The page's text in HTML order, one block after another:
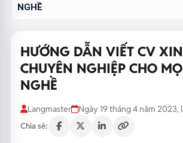
NGHỀ
HƯỚNG DẪN VIẾT CV
CHUYÊN NGHIỆP CHO
NGHỀ
Langmaster Ngày 19 tháng 4 năm 2023,
Chia sẻ: